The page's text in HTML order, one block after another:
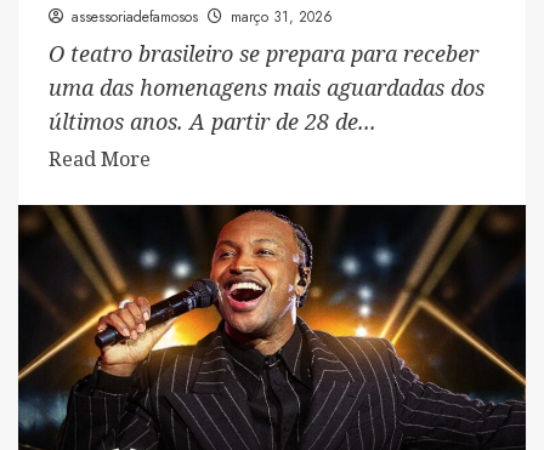
assessoriadefamosos março 31, 2026
O teatro brasileiro se prepara para receber
uma das homenagens mais aguardadas dos
últimos anos. A partir de 28 de...
Read More
about
“Meu
Filho
é
um
Musical”
estreia
no